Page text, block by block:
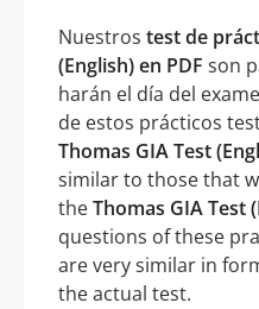
Nuestros test de
(English) en PDF son
harán el día del
de estos prácticos
Thomas GIA Test
similar to those that
theThomas GIA Test
questions of these
are very similar in
the actual test.